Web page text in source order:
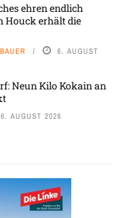
ehren endlich
Houck erhält die
6. AUGUST
Neun Kilo Kokain an
6. AUGUST 2026